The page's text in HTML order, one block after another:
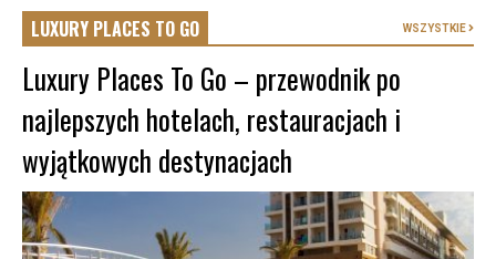
LUXURY PLACES TO GO WSZYSTKIE
Luxury Places To Go – przewodnik po
najlepszych hotelach, restauracjach i
wyjątkowych destynacjach